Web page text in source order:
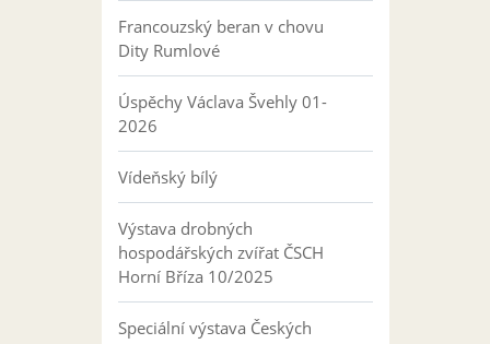
Francouzský beran v chovu
Dity Rumlové
Úspěchy Václava Švehly 01-
2026
Vídeňský bílý
Výstava drobných
hospodářských zvířat ČSCH
Horní Bříza 10/2025
Speciální výstava Českých